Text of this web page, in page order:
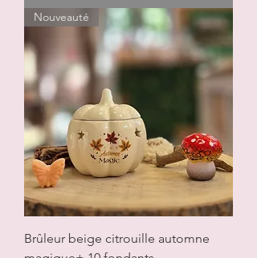
Nouveauté
Brûleur beige citrouille automne